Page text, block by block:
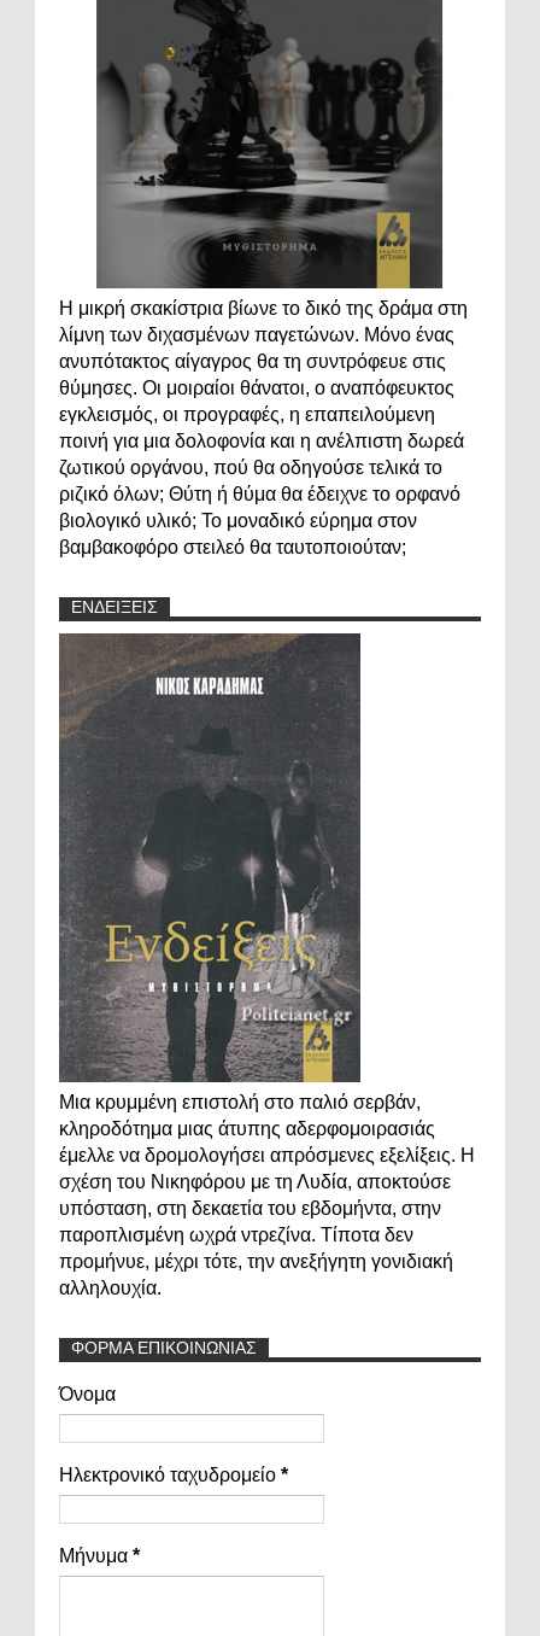
Η μικρή σκακίστρια βίωνε το δικό της δράμα στη
λίμνη των διχασμένων παγετώνων. Μόνο ένας
ανυπότακτος αίγαγρος θα τη συντρόφευε στις
θύμησες. Οι μοιραίοι θάνατοι, ο αναπόφευκτος
εγκλεισμός, οι προγραφές, η επαπειλούμενη
ποινή για μια δολοφονία και η ανέλπιστη δωρεά
ζωτικού οργάνου, πού θα οδηγούσε τελικά το
ριζικό όλων; Θύτη ή θύμα θα έδειχνε το ορφανό
βιολογικό υλικό; Το μοναδικό εύρημα στον
βαμβακοφόρο στειλεό θα ταυτοποιούταν;
ΕΝΔΕΙΞΕΙΣ
Μια κρυμμένη επιστολή στο παλιό σερβάν,
κληροδότημα μιας άτυπης αδερφομοιρασιάς
έμελλε να δρομολογήσει απρόσμενες εξελίξεις. Η
σχέση του Νικηφόρου με τη Λυδία, αποκτούσε
υπόσταση, στη δεκαετία του εβδομήντα, στην
παροπλισμένη ωχρά ντρεζίνα. Τίποτα δεν
προμήνυε, μέχρι τότε, την ανεξήγητη γονιδιακή
αλληλουχία.
ΦΟΡΜΑ ΕΠΙΚΟΙΝΩΝΙΑΣ
Όνομα
Ηλεκτρονικό ταχυδρομείο *
Μήνυμα *